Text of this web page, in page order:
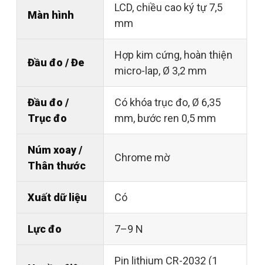
Màn hình
LCD, chiều cao ký tự 7,5
mm
Đầu đo / Đe
Hợp kim cứng, hoàn thiện
micro-lap, Ø 3,2 mm
Đầu đo /
Trục đo
Có khóa trục đo, Ø 6,35
mm, bước ren 0,5 mm
Núm xoay /
Thân thước
Chrome mờ
Xuất dữ liệu Có
Lực đo 7–9 N
Pin lithium CR-2032 (1